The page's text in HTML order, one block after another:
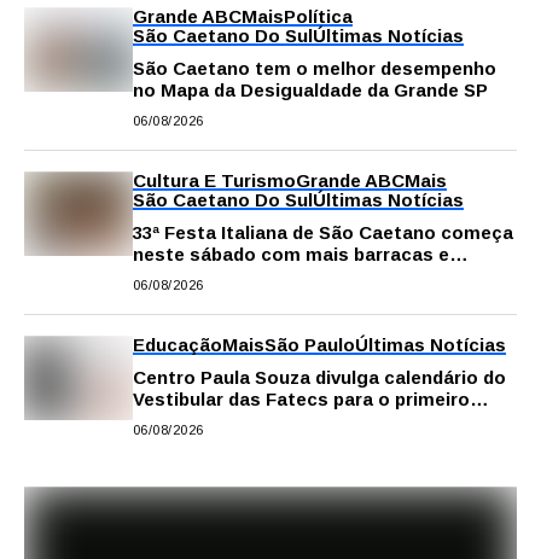
Grande ABCMaisPolítica
São Caetano Do SulÚltimas Notícias
São Caetano tem o melhor desempenho
no Mapa da Desigualdade da Grande SP
06/08/2026
Cultura E TurismoGrande ABCMais
São Caetano Do SulÚltimas Notícias
33ª Festa Italiana de São Caetano começa
neste sábado com mais barracas e
novidades em decoração e atrações
06/08/2026
EducaçãoMaisSão PauloÚltimas Notícias
Centro Paula Souza divulga calendário do
Vestibular das Fatecs para o primeiro
semestre de 2027
06/08/2026